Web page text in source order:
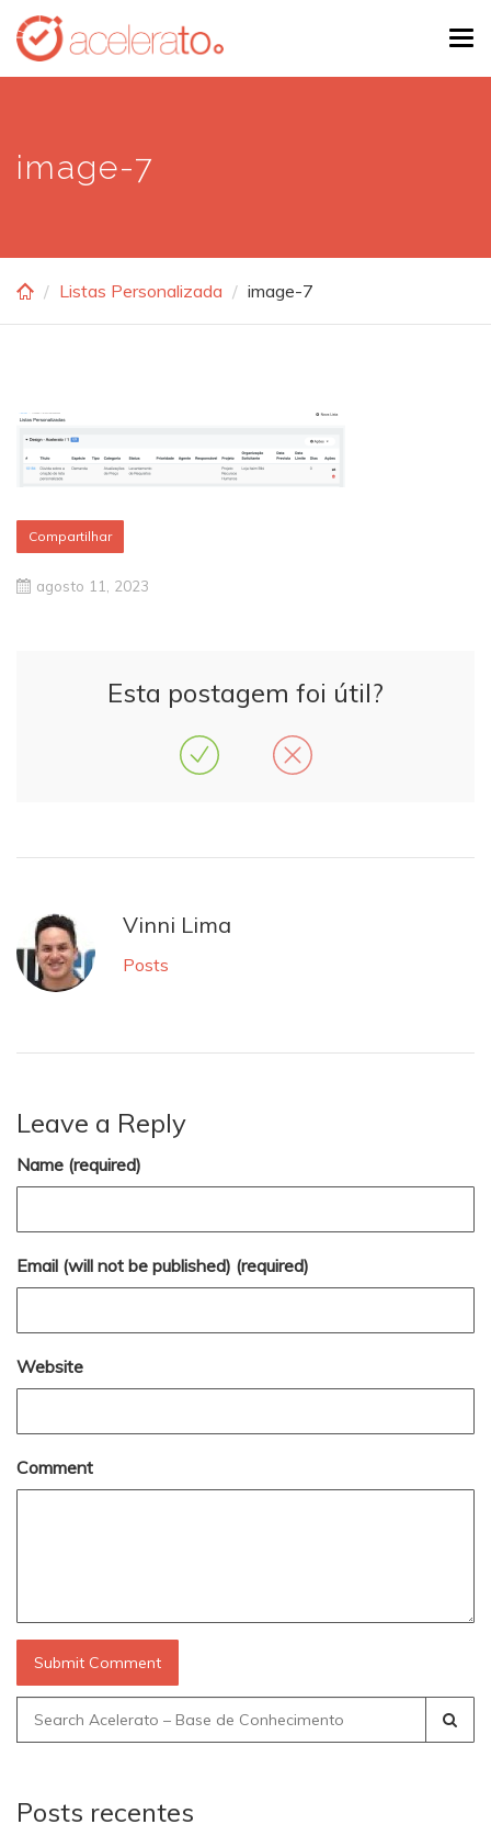
Skip
main
image-7
Listas Personalizada image-7
Compartilhar
agosto 11, 2023
Esta postagem foi útil?
Vinni Lima
Posts
Leave a Reply
Name (required)
Email (will not be published) (required)
Website
Comment
Search
for:
Posts recentes